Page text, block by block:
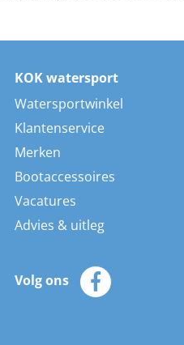
KOK watersport
Watersportwinkel
Klantenservice
Merken
Bootaccessoires
Vacatures
Advies & uitleg
Volg ons